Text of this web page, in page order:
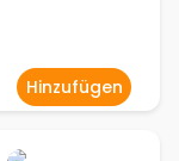
Hinzufügen